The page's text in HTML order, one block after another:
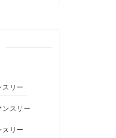
スリー
ンスリー
スリー